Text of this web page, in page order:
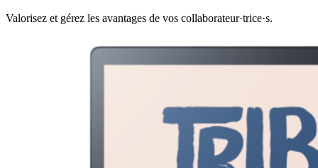
Valorisez et gérez les avantages de vos collaborateur·trice·s.